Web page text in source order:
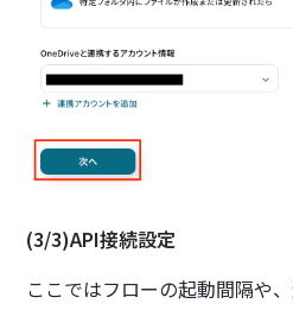
(3/3)API接続設定
ここではフローの起動間隔や